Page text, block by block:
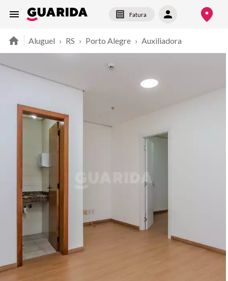
Fatura
Aluguel › RS › Porto Alegre › Auxiliadora